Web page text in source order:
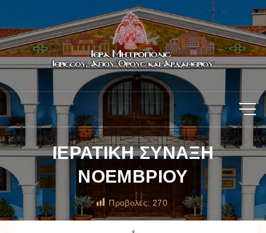
ΙΕΡΑΤΙΚΗ ΣΥΝΑΞΗ
ΝΟΕΜΒΡΙΟΥ
Προβολές: 270